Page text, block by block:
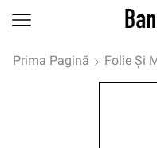
Prima Pagină Folie Și